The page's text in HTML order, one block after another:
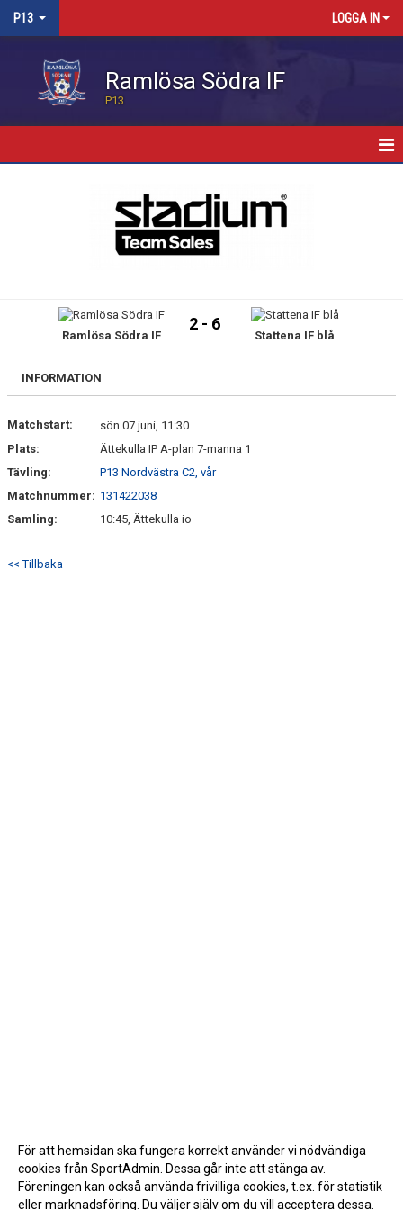
P13 LOGGA IN
Ramlösa Södra IF
P13
Ramlösa Södra IF
2 - 6
Stattena IF blå
INFORMATION
Matchstart:
sön 07 juni, 11:30
Plats:
Ättekulla IP A-plan 7-manna 1
Tävling:
P13 Nordvästra C2, vår
Matchnummer: 131422038
Samling:
10:45, Ättekulla io
<< Tillbaka
För att hemsidan ska fungera korrekt använder vi nödvändiga
cookies från SportAdmin. Dessa går inte att stänga av.
Föreningen kan också använda frivilliga cookies, t.ex. för statistik
eller marknadsföring. Du väljer själv om du vill acceptera dessa.